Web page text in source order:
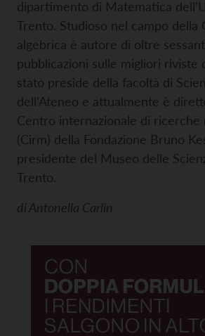
dipartimento di Matematica
Trento. Studioso nel campo della
algebrica è autore di oltre
pubblicazioni sulle migliori riviste
stato preside della facoltà di
dell’Ateneo e attualmente è
Centro internazionale di ricerche
(Cirm) della Fondazione Bruno
presidente del Museo delle
Trento.
diAntonella Carlin